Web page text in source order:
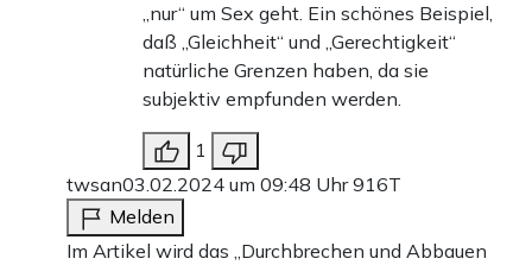
„nur“ um Sex geht. Ein schönes Beispiel,
daß „Gleichheit“ und „Gerechtigkeit“
natürliche Grenzen haben, da sie
subjektiv empfunden werden.
1
twsan03.02.2024 um 09:48 Uhr916T
Melden
Im Artikel wird das „Durchbrechen und Abbauen